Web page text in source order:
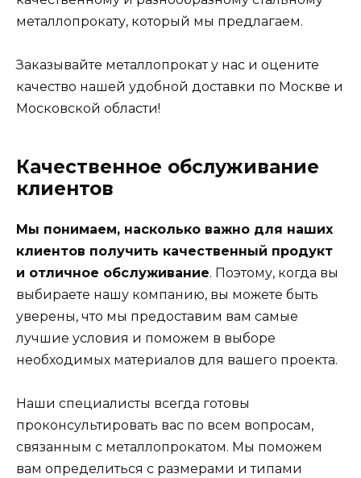
металлопрокату, который мы предлагаем.
Заказывайте металлопрокат у нас и оцените
качество нашей удобной доставки по Москве и
Московской области!
Качественное обслуживание
клиентов
Мы понимаем, насколько важно для наших
клиентов получить качественный продукт
и отличное обслуживание. Поэтому, когда вы
выбираете нашу компанию, вы можете быть
уверены, что мы предоставим вам самые
лучшие условия и поможем в выборе
необходимых материалов для вашего проекта.
Наши специалисты всегда готовы
проконсультировать вас по всем вопросам,
связанным с металлопрокатом. Мы поможем
вам определиться с размерами и типами